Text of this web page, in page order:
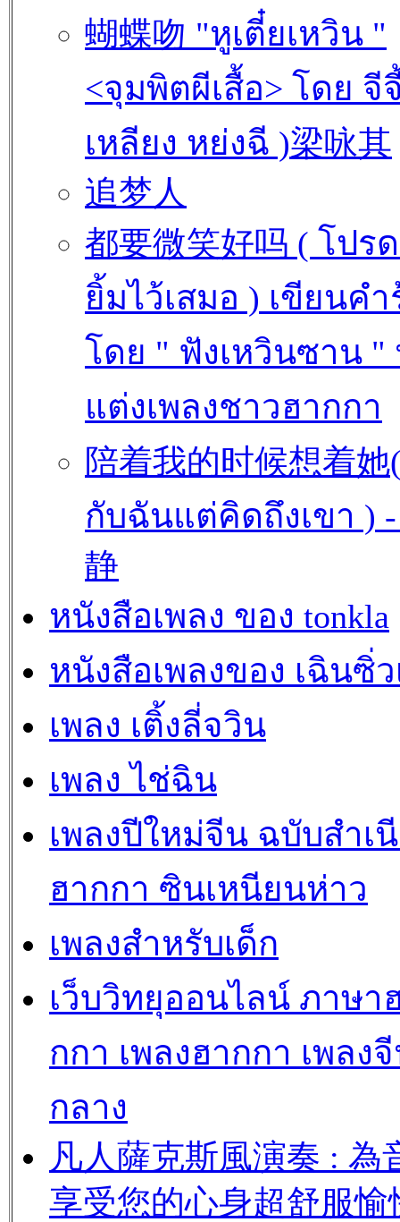
蝴蝶吻 "หูเตี๋ยเหวิน "
<จุมพิตผีเสื้อ> โดย จี
เหลียง หย่งฉี )梁咏其
追梦人
都要微笑好吗 ( โปร
ยิ้มไว้เสมอ ) เขียนคำ
โดย " ฟังเหวินซาน "
แต่งเพลงชาวฮากกา
陪着我的时候想着
กับฉันแต่คิดถึงเขา )
静
หนังสือเพลง ของ tonkla
หนังสือเพลงของ เฉินซิ่ว
เพลง เติ้งลี่จวิน
เพลง ไช่ฉิน
เพลงปีใหม่จีน ฉบับสำเ
ฮากกา ซินเหนียนห่าว
เพลงสำหรับเด็ก
เว็บวิทยุออนไลน์ ภาษา
กกา เพลงฮากกา เพลง
กลาง
凡人薩克斯風演奏 : 為
享受您的心身超舒服愉